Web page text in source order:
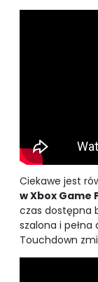
Ciekawe jest
w Xbox Game
czas dostępna
szalona i pełna
Touchdown